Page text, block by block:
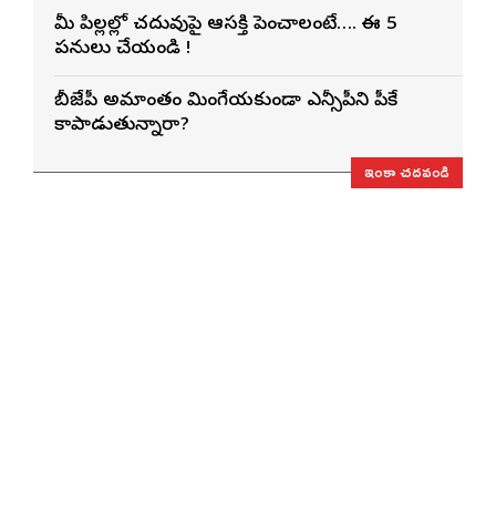
మీ పిల్లల్లో చదువుపై ఆసక్తి పెంచాలంటే…. ఈ 5
పనులు చేయండి !
బీజేపీ అమాంతం మింగేయకుండా ఎన్సీపీని పీకే
కాపాడుతున్నారా?
ఇంకా చదవండి